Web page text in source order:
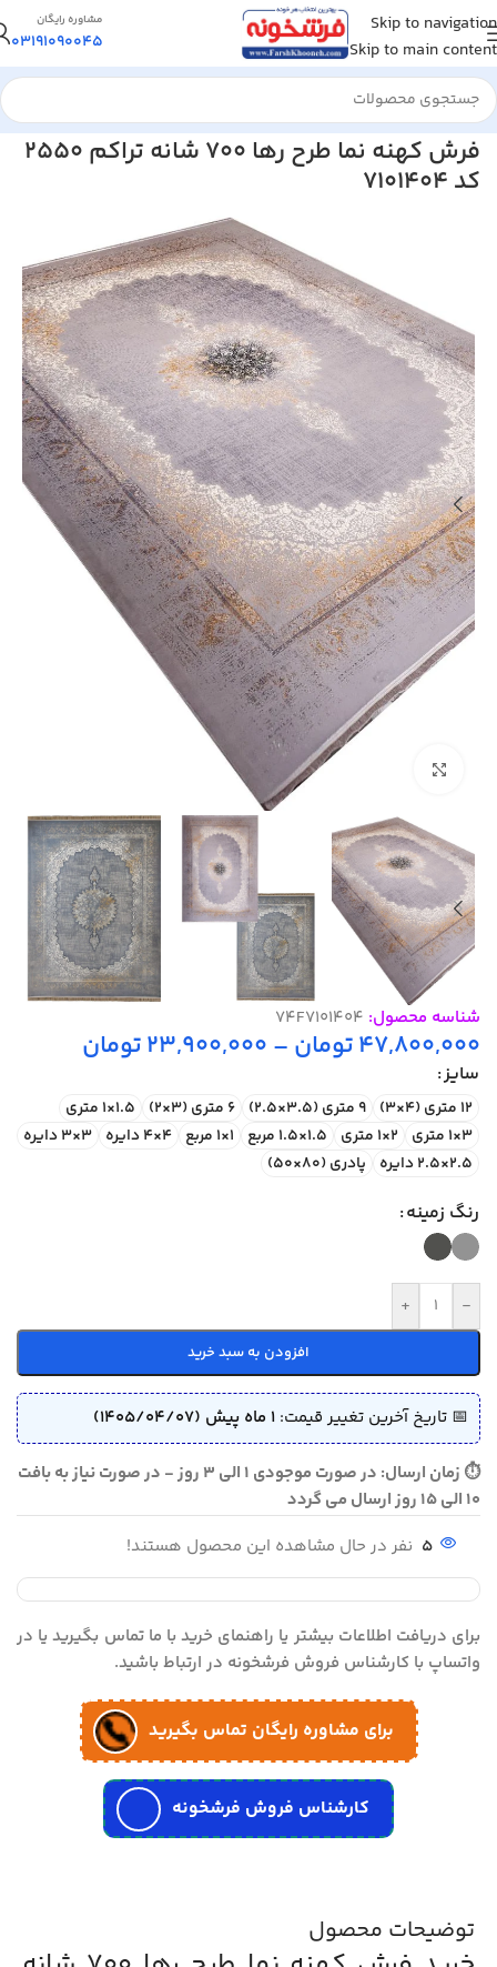
Skip to navigation
Skip to main content
مشاوره رایگان
03191090045
خانه/فرش ماشینی/فرش 700 شانه
فرش کهنه نما طرح رها 700 شانه تراکم 2550
کد 7101404
بزرگنمایی تصویر
شناسه محصول: 74F7101404
47,800,000تومان –
23,900,000تومان
سایز
12 متری (4×3) 9 متری (3.5×2.5) 6 متری (3×2)
1.5×1 متری
3×1 متری
2×1 متری 1.5×1.5 مربع 1×1 مربع 4×4 دایره
3×3 دایره
2.5×2.5 دایره
پادری (80×50)
رنگ زمینه
-
+
افزودن به سبد خرید
📅 تاریخ آخرین تغییر قیمت: 1 ماه پیش (1405/04/07)
⏱ زمان ارسال: در صورت موجودی 1 الی 3 روز - در صورت نیاز به بافت
10 الی 15 روز ارسال می گردد
5 نفر در حال مشاهده این محصول هستند!
برای دریافت اطلاعات بیشتر یا راهنمای خرید با ما تماس بگیرید یا در
واتساپ با کارشناس فروش فرشخونه در ارتباط باشید.
برای مشاوره رایگان تماس بگیرید
کارشناس فروش فرشخونه
توضیحات محصول